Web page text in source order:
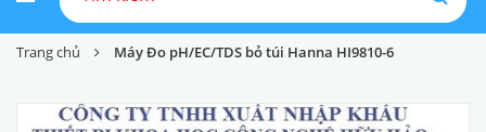
Trang chủ Máy Đo pH/EC/TDS bỏ túi Hanna HI9810-6